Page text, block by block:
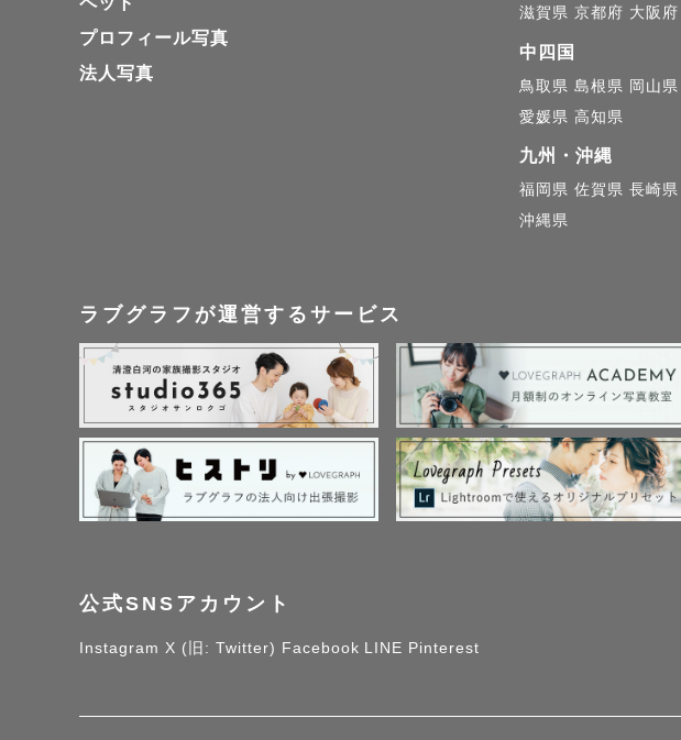
プロフィール写真
法人写真
滋賀県 京都府 大阪府
中四国
鳥取県 島根県 岡山県
愛媛県 高知県
九州・沖縄
福岡県 佐賀県 長崎県
沖縄県
ラブグラフが運営するサービス
公式SNSアカウント
Instagram X (旧: Twitter) Facebook LINE Pinterest